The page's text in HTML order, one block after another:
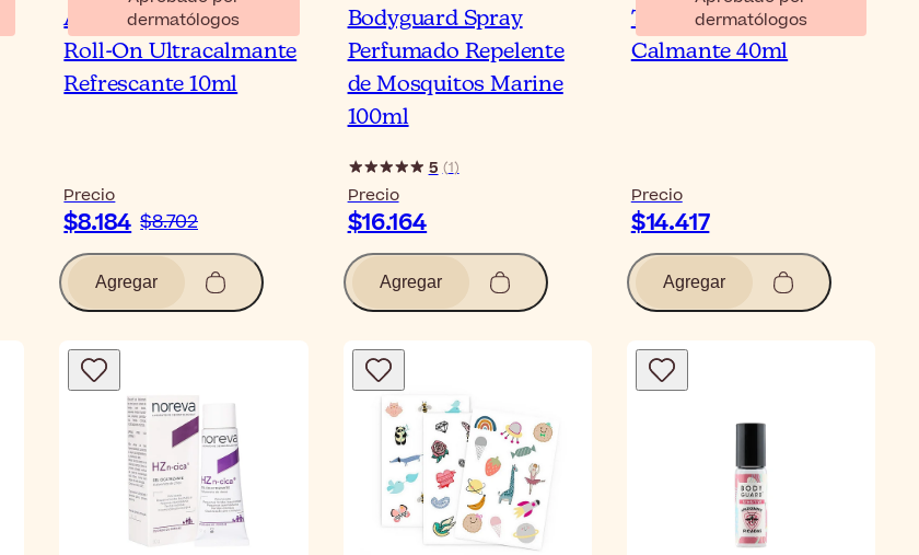
dermatólogos
A-Derma Cutalgan
Roll-On Ultracalmante
Refrescante 10ml
Precio
$8.184 $8.702
Agregar
Bodyguard Spray
Perfumado Repelente
de Mosquitos Marine
100ml
5 (1)
Precio
$16.164
Agregar
dermatólogos
Topicrem CICA Crema
Calmante 40ml
Precio
$14.417
Agregar